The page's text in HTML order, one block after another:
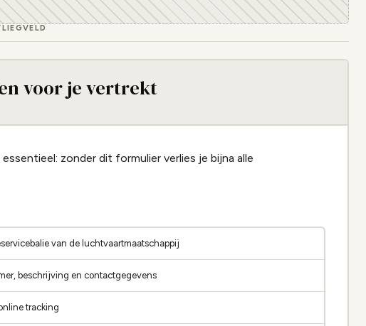
voor je vertrekt
zonder dit formulier verlies je bijna alle
van de luchtvaartmaatschappij
beschrijving en contactgegevens
tracking